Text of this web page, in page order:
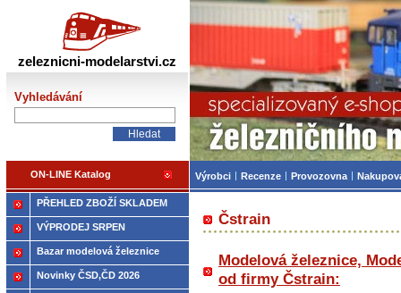
Čstrain
Modelová železnice,
od firmy Čstrain:
PŘEHLED ZBOŽÍ SKLADEM
VÝPRODEJ SRPEN
Bazar modelová železnice
Novinky ČSD,ČD 2026
zeleznicni-modelarstvi.cz
Vyhledávání
ON-LINE Katalog
Železniční
Výrobci Recenze Provozovna